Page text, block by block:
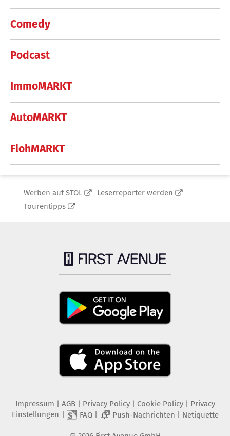
Comedy
Podcast
ImmoMARKT
AutoMARKT
FlohMARKT
Werben auf STOL
Leserreporter werden
Tourentipps
Impressum | AGB | Privacy Policy| Cookie Policy| Privacy
Einstellungen | FAQ| 2 Push-Nachrichten | Netiquette